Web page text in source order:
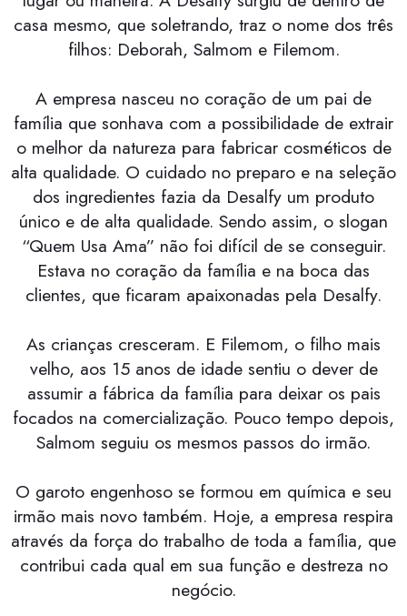
casa mesmo, que soletrando, traz o nome dos três
filhos: Deborah, Salmom e Filemom.
A empresa nasceu no coração de um pai de
família que sonhava com a possibilidade de extrair
o melhor da natureza para fabricar cosméticos de
alta qualidade. O cuidado no preparo e na seleção
dos ingredientes fazia da Desalfy um produto
único e de alta qualidade. Sendo assim, o slogan
“Quem Usa Ama” não foi difícil de se conseguir.
Estava no coração da família e na boca das
clientes, que ficaram apaixonadas pela Desalfy.
As crianças cresceram. E Filemom, o filho mais
velho, aos 15 anos de idade sentiu o dever de
assumir a fábrica da família para deixar os pais
focados na comercialização. Pouco tempo depois,
Salmom seguiu os mesmos passos do irmão.
O garoto engenhoso se formou em química e seu
irmão mais novo também. Hoje, a empresa respira
através da força do trabalho de toda a família, que
contribui cada qual em sua função e destreza no
negócio.